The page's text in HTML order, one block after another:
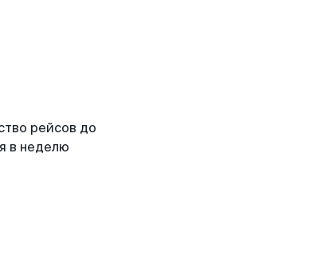
рейсов до
в неделю